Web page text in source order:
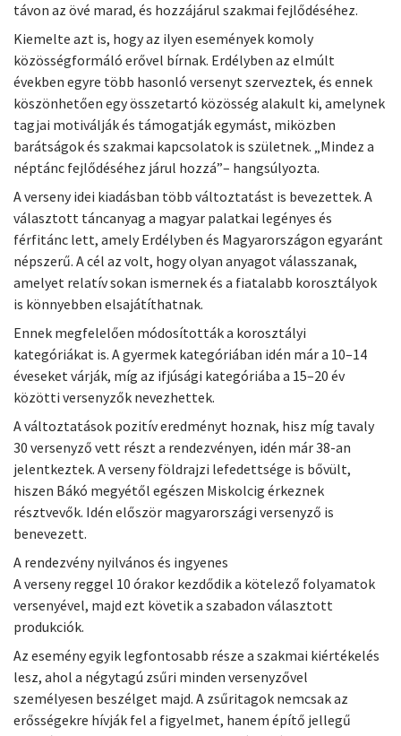
távon az övé marad, és hozzájárul szakmai fejlődéséhez.
Kiemelte azt is, hogy az ilyen események komoly
közösségformáló erővel bírnak. Erdélyben az elmúlt
években egyre több hasonló versenyt szerveztek, és ennek
köszönhetően egy összetartó közösség alakult ki, amelynek
tagjai motiválják és támogatják egymást, miközben
barátságok és szakmai kapcsolatok is születnek. „Mindez a
néptánc fejlődéséhez járul hozzá”– hangsúlyozta.
A verseny idei kiadásban több változtatást is bevezettek. A
választott táncanyag a magyar palatkai legényes és
férfitánc lett, amely Erdélyben és Magyarországon egyaránt
népszerű. A cél az volt, hogy olyan anyagot válasszanak,
amelyet relatív sokan ismernek és a fiatalabb korosztályok
is könnyebben elsajátíthatnak.
Ennek megfelelően módosították a korosztályi
kategóriákat is. A gyermek kategóriában idén már a 10–14
éveseket várják, míg az ifjúsági kategóriába a 15–20 év
közötti versenyzők nevezhettek.
A változtatások pozitív eredményt hoznak, hisz míg tavaly
30 versenyző vett részt a rendezvényen, idén már 38-an
jelentkeztek. A verseny földrajzi lefedettsége is bővült,
hiszen Bákó megyétől egészen Miskolcig érkeznek
résztvevők. Idén először magyarországi versenyző is
benevezett.
A rendezvény nyilvános és ingyenes
A verseny reggel 10 órakor kezdődik a kötelező folyamatok
versenyével, majd ezt követik a szabadon választott
produkciók.
Az esemény egyik legfontosabb része a szakmai kiértékelés
lesz, ahol a négytagú zsűri minden versenyzővel
személyesen beszélget majd. A zsűritagok nemcsak az
erősségekre hívják fel a figyelmet, hanem építő jellegű